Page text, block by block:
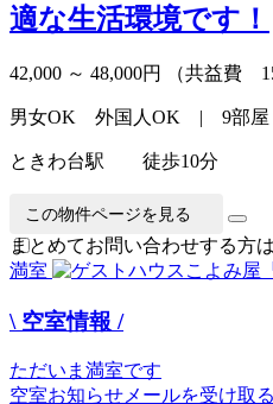
適な生活環境です！
42,000 ～ 48,000円 （共益費
男女OK 外国人OK | 9部屋
ときわ台駅 徒歩10分
この物件ページを見る
まとめてお問い合わせする方
満室
\ 空室情報 /
ただいま満室です
空室お知らせメールを受け取る